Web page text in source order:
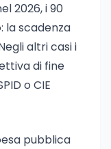
2026, i 90
la scadenza
altri casi i
di fine
o CIE
pubblica